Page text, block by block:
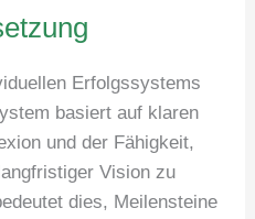
Erfolgssystems
basiert auf klaren
und der Fähigkeit,
Vision zu
dies, Meilensteine